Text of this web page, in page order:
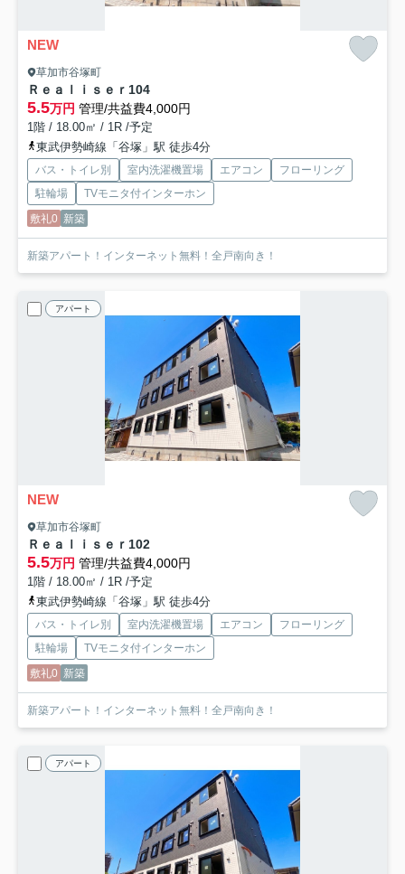
NEW
草加市谷塚町
Ｒｅａｌｉｓｅｒ 104
5.5万円 管理/共益費4,000円
1階 / 18.00㎡ / 1R /予定
東武伊勢崎線「谷塚」駅 徒歩4分
バス・トイレ別 室内洗濯機置場 エアコン
フローリング
駐輪場
TVモニタ付インターホン
敷礼0 新築
新築アパート！インターネット無料！全戸南向き！
アパート
NEW
草加市谷塚町
Ｒｅａｌｉｓｅｒ 102
5.5万円 管理/共益費4,000円
1階 / 18.00㎡ / 1R /予定
東武伊勢崎線「谷塚」駅 徒歩4分
バス・トイレ別 室内洗濯機置場 エアコン
フローリング
駐輪場
TVモニタ付インターホン
敷礼0 新築
新築アパート！インターネット無料！全戸南向き！
アパート